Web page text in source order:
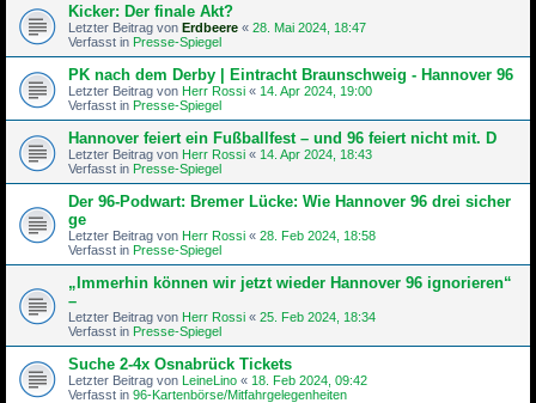
Kicker: Der finale Akt?
Letzter Beitrag von Erdbeere « 28. Mai 2024, 18:47
Verfasst in Presse-Spiegel
PK nach dem Derby | Eintracht Braunschweig - Hannover 96
Letzter Beitrag von Herr Rossi « 14. Apr 2024, 19:00
Verfasst in Presse-Spiegel
Hannover feiert ein Fußballfest – und 96 feiert nicht mit. D
Letzter Beitrag von Herr Rossi « 14. Apr 2024, 18:43
Verfasst in Presse-Spiegel
Der 96-Podwart: Bremer Lücke: Wie Hannover 96 drei sicher
ge
Letzter Beitrag von Herr Rossi « 28. Feb 2024, 18:58
Verfasst in Presse-Spiegel
„Immerhin können wir jetzt wieder Hannover 96 ignorieren“
–
Letzter Beitrag von Herr Rossi « 25. Feb 2024, 18:34
Verfasst in Presse-Spiegel
Suche 2-4x Osnabrück Tickets
Letzter Beitrag von LeineLino « 18. Feb 2024, 09:42
Verfasst in 96-Kartenbörse/Mitfahrgelegenheiten